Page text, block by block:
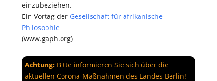
einzubeziehen.
Ein Vortag der Gesellschaft für afrikanische
Philosophie
(www.gaph.org)
Achtung:Bitte informieren Sie sich über die
aktuellen Corona-Maßnahmen des Landes Berlin!